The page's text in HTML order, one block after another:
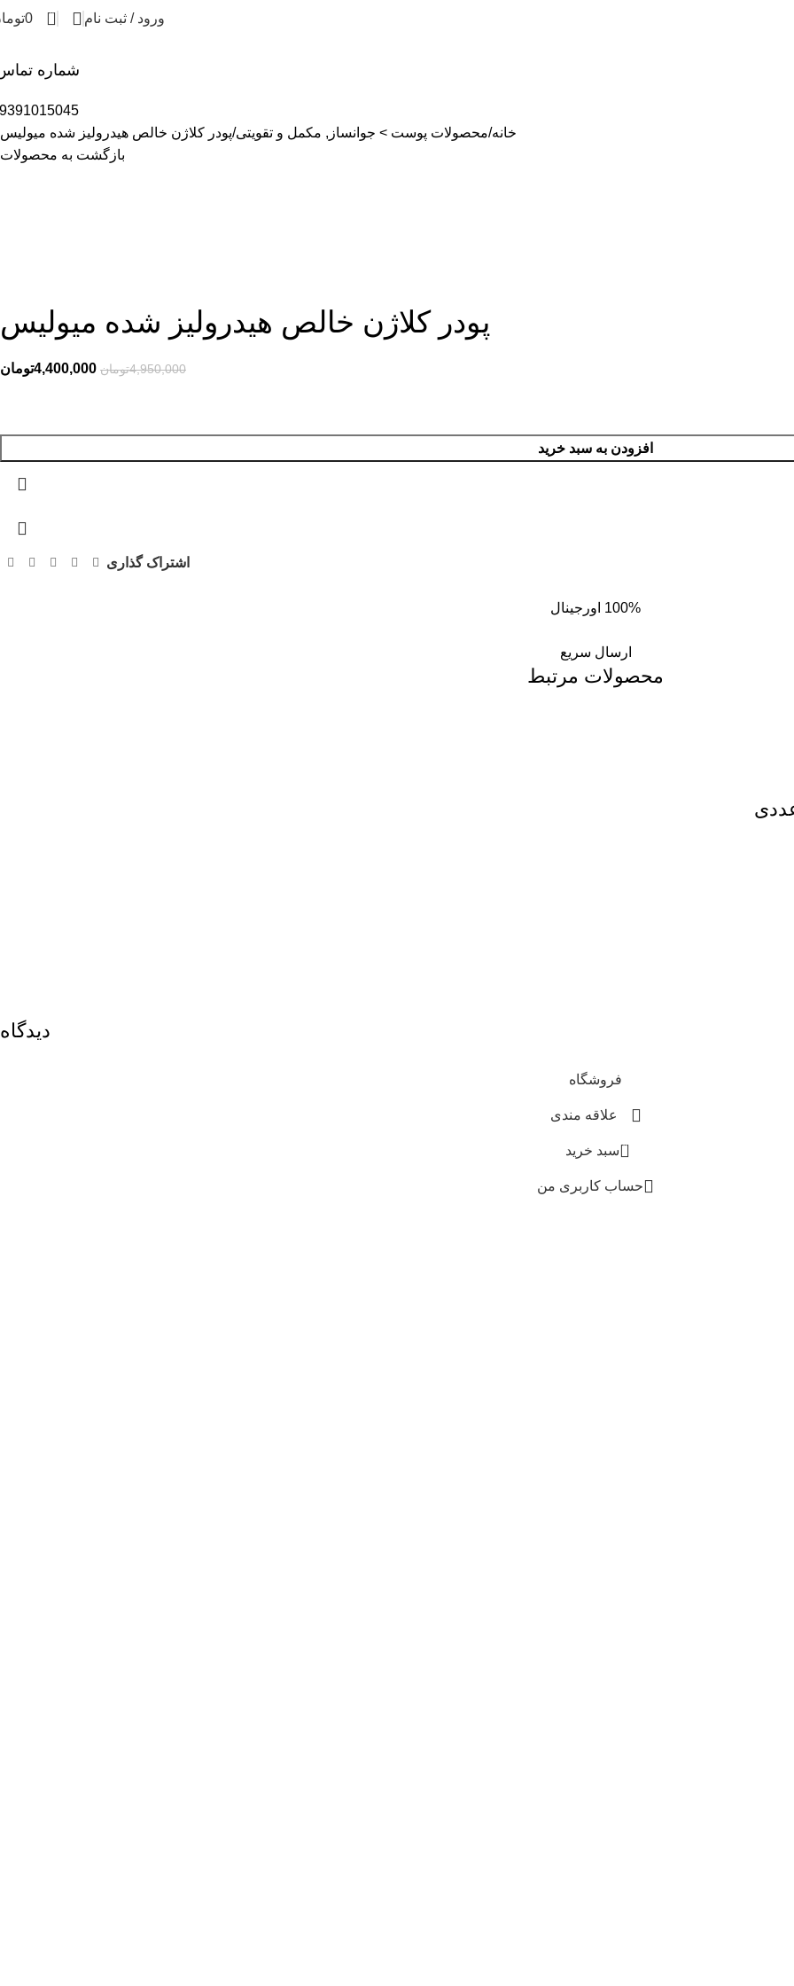
ورود / ثبت نام 0
0
شماره
خانه محصولات پوست > جوانساز, مکمل و تقویتی پودر کلاژن خالص هیدرولیز شده میولیس
بازگشت به محصولات
پودر کلاژن خالص هیدرولیز شده میولیس
4,950,000تومان 4,400,000تومان
افزودن به سبد خرید
اشتراک گذاری
100% اورجینال
ارسال سریع
محصولات مرتبط
دیدگاه
فروشگاه
علاقه مندی
0 سبد خرید
حساب کاربری من